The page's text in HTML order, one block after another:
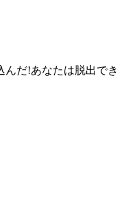
んだ!あなたは脱出でき